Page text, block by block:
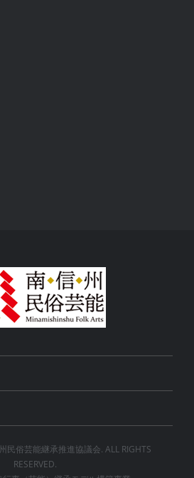
民俗芸能継承推進協議会. ALL RIGHTS
RESERVED.